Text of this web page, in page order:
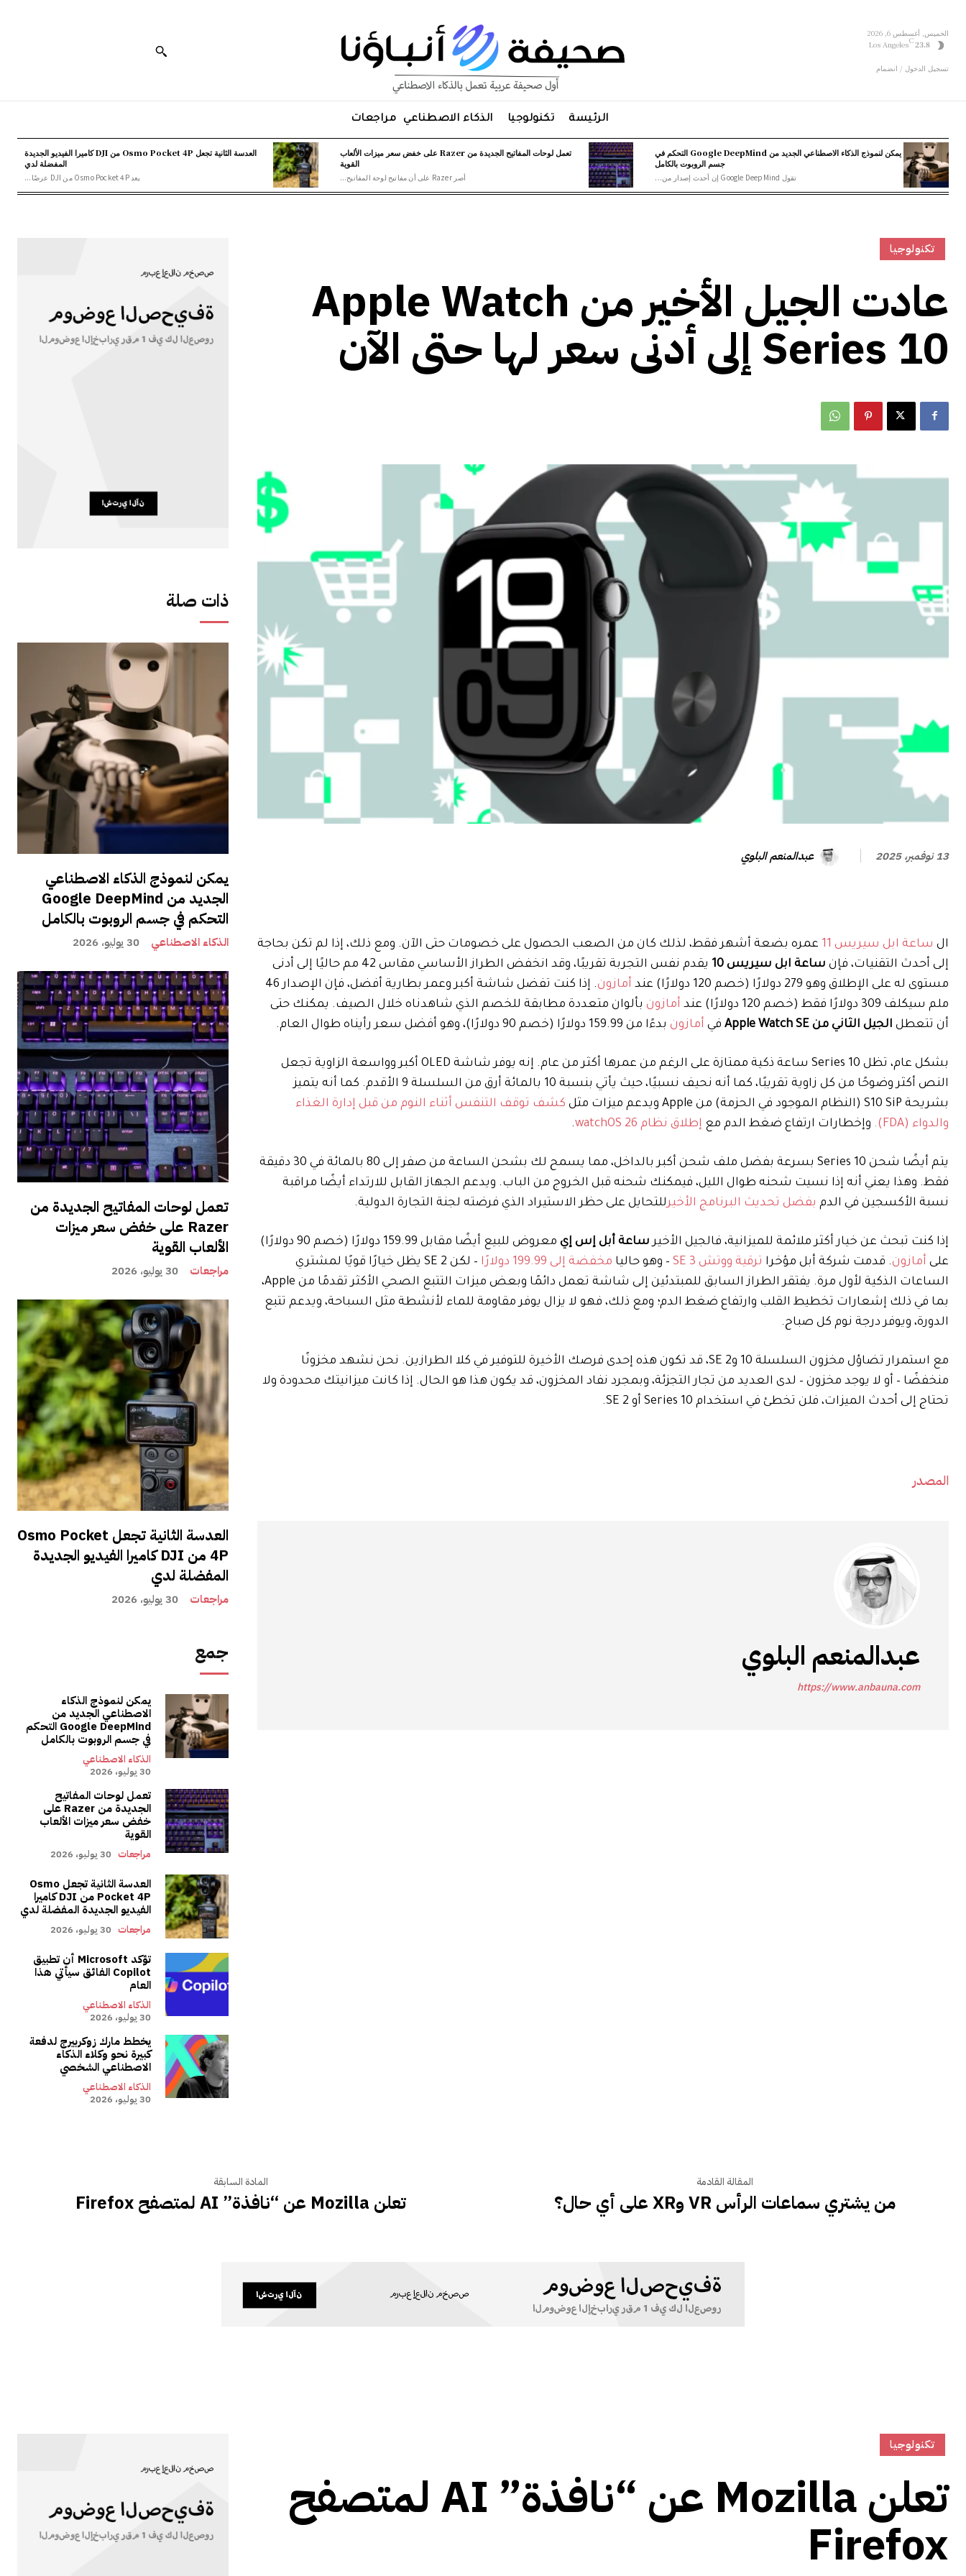
الخميس, أغسطس 6, 2026
23.8
C
Los Angeles
تسجيل الدخول / انضمام
الرئيسة تكنولوجيا الذكاء الاصطناعي مراجعات
يمكن لنموذج الذكاء الاصطناعي الجديد من Google DeepMind التحكم في
جسم الروبوت بالكامل
تقول Google DeepMind إن أحدث إصدار من...
تعمل لوحات المفاتيح الجديدة من Razer على خفض سعر ميزات الألعاب
القوية
أصر Razer على أن مفاتيح لوحة المفاتيح...
العدسة الثانية تجعل Osmo Pocket 4P من DJI كاميرا الفيديو الجديدة
المفضلة لدي
يعد Osmo Pocket 4P من DJI عرضًا...
ذات صلة
يمكن لنموذج الذكاء الاصطناعي
الجديد من Google DeepMind
التحكم في جسم الروبوت بالكامل
الذكاء الاصطناعي 30 يوليو، 2026
تعمل لوحات المفاتيح الجديدة من
Razer على خفض سعر ميزات
الألعاب القوية
مراجعات 30 يوليو، 2026
العدسة الثانية تجعل Osmo Pocket
4P من DJI كاميرا الفيديو الجديدة
المفضلة لدي
مراجعات 30 يوليو، 2026
جمع
يمكن لنموذج الذكاء
الاصطناعي الجديد من
Google DeepMind التحكم
في جسم الروبوت بالكامل
الذكاء الاصطناعي
30 يوليو، 2026
تعمل لوحات المفاتيح
الجديدة من Razer على
خفض سعر ميزات الألعاب
القوية
مراجعات 30 يوليو، 2026
العدسة الثانية تجعل Osmo
Pocket 4P من DJI كاميرا
الفيديو الجديدة المفضلة لدي
مراجعات 30 يوليو، 2026
تؤكد Microsoft أن تطبيق
Copilot الفائق سيأتي هذا
العام
الذكاء الاصطناعي
30 يوليو، 2026
يخطط مارك زوكربيرج لدفعة
كبيرة نحو وكلاء الذكاء
الاصطناعي الشخصي
الذكاء الاصطناعي
30 يوليو، 2026
تكنولوجيا
عادت الجيل الأخير من Apple Watch
Series 10 إلى أدنى سعر لها حتى الآن
13 نوفمبر، 2025 عبدالمنعم البلوي
ال ساعة ابل سيريس 11
عمره بضعة أشهر فقط، لذلك كان من الصعب الحصول على خصومات حتى الآن. ومع ذلك، إذا لم تكن بحاجة
إلى أحدث التقنيات، فإن ساعة ابل سيريس 10
يقدم نفس التجربة تقريبًا، وقد انخفض الطراز الأساسي مقاس 42 مم حاليًا إلى أدنى
مستوى له على الإطلاق وهو 279 دولارًا (خصم 120 دولارًا) عند
أمازون
. إذا كنت تفضل شاشة أكبر وعمر بطارية أفضل، فإن الإصدار 46
ملم سيكلف 309 دولارًا فقط (خصم 120 دولارًا) عند
أمازون بألوان متعددة مطابقة للخصم الذي شاهدناه خلال الصيف. يمكنك حتى
أن تتعطل الجيل الثاني من Apple Watch SE في أمازون بدءًا من 159.99 دولارًا (خصم 90 دولارًا)، وهو أفضل سعر رأيناه طوال العام.
بشكل عام، تظل Series 10 ساعة ذكية ممتازة على الرغم من عمرها أكثر من عام. إنه يوفر شاشة OLED أكبر وواسعة الزاوية تجعل
النص أكثر وضوحًا من كل زاوية تقريبًا، كما أنه نحيف نسبيًا، حيث يأتي بنسبة 10 بالمائة أرق من السلسلة 9 الأقدم. كما أنه يتميز
بشريحة S10 SiP (النظام الموجود في الحزمة) من Apple ويدعم ميزات مثل
كشف توقف التنفس أثناء النوم من قبل إدارة الغذاء
والدواء (FDA).
وإخطارات ارتفاع ضغط الدم مع إطلاق نظام watchOS 26 .
يتم أيضًا شحن Series 10 بسرعة بفضل ملف شحن أكبر بالداخل، مما يسمح لك بشحن الساعة من صفر إلى 80 بالمائة في 30 دقيقة
فقط. وهذا يعني أنه إذا نسيت شحنه طوال الليل، فيمكنك شحنه قبل الخروج من الباب. ويدعم الجهاز القابل للارتداء أيضًا مراقبة
نسبة الأكسجين في الدم بفضل تحديث البرنامج الأخيرللتحايل على حظر الاستيراد الذي فرضته لجنة التجارة الدولية.
إذا كنت تبحث عن خيار أكثر ملائمة للميزانية، فالجيل الأخيرساعة أبل إس إي
معروض للبيع أيضًا مقابل 159.99 دولارًا (خصم 90 دولارًا)
على أمازون. قدمت شركة أبل مؤخرا ترقية ووتش SE 3 – وهو حاليا مخفضة إلى 199.99 دولارًا
– لكن SE 2 يظل خيارًا قويًا لمشتري
الساعات الذكية لأول مرة. يفتقر الطراز السابق للمبتدئين إلى شاشة تعمل دائمًا وبعض ميزات التتبع الصحي الأكثر تقدمًا من Apple،
بما في ذلك إشعارات تخطيط القلب وارتفاع ضغط الدم؛ ومع ذلك، فهو لا يزال يوفر مقاومة للماء لأنشطة مثل السباحة، ويدعم تتبع
الدورة، ويوفر درجة نوم كل صباح.
مع استمرار تضاؤل ​​مخزون السلسلة 10 وSE 2، قد تكون هذه إحدى فرصك الأخيرة للتوفير في كلا الطرازين. نحن نشهد مخزونًا
منخفضًا – أو لا يوجد مخزون – لدى العديد من تجار التجزئة، وبمجرد نفاد المخزون، قد يكون هذا هو الحال. إذا كانت ميزانيتك محدودة ولا
تحتاج إلى أحدث الميزات، فلن تخطئ في استخدام Series 10 أو SE 2.
المصدر
عبدالمنعم البلوي
https://www.anbauna.com
المادة السابقة
تعلن Mozilla عن “نافذة” AI لمتصفح Firefox
المقالة القادمة
من يشتري سماعات الرأس VR وXR على أي حال؟